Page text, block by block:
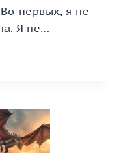
первых, я не
Я не…